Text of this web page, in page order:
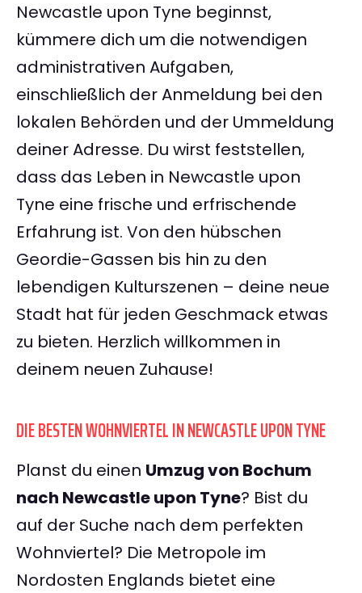
Newcastle upon Tyne beginnst,
kümmere dich um die notwendigen
administrativen Aufgaben,
einschließlich der Anmeldung bei den
lokalen Behörden und der Ummeldung
deiner Adresse. Du wirst feststellen,
dass das Leben in Newcastle upon
Tyne eine frische und erfrischende
Erfahrung ist. Von den hübschen
Geordie-Gassen bis hin zu den
lebendigen Kulturszenen – deine neue
Stadt hat für jeden Geschmack etwas
zu bieten. Herzlich willkommen in
deinem neuen Zuhause!
DIE BESTEN WOHNVIERTEL IN NEWCASTLE UPON TYNE
Planst du einen Umzug von Bochum
nach Newcastle upon Tyne? Bist du
auf der Suche nach dem perfekten
Wohnviertel? Die Metropole im
Nordosten Englands bietet eine